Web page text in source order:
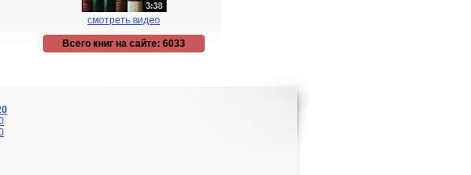
смотреть видео
Всего книг на сайте: 6033